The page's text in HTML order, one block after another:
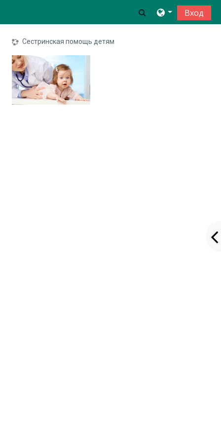
Toggle search
Вход
Сестринская помощь детям